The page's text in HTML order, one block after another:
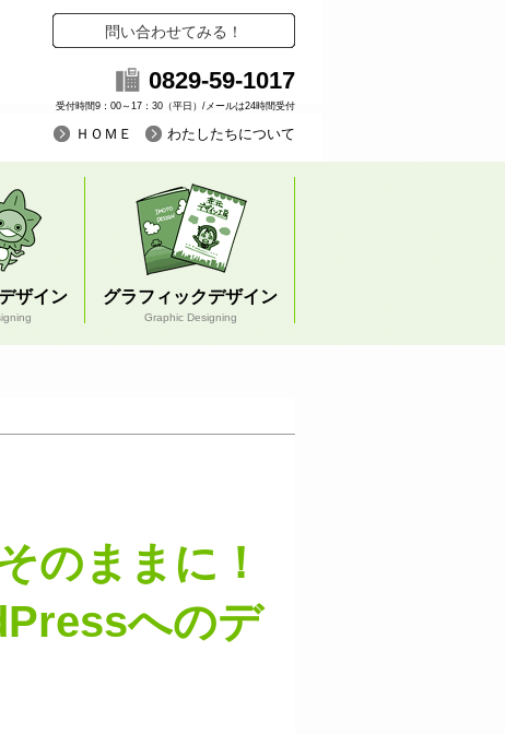
0829-59-1017
受付時間9：00～17：30（平日）/メールは24時間受付
問い合わせてみる！
ＨＯＭＥ わたしたちについて
ザイン グラフィックデザイン
Graphic Designing
のままに！
へのデ